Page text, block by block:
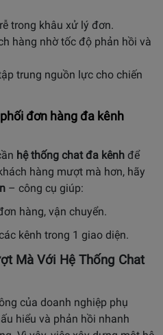
trong khâu xử lý đơn.
hàng nhờ tốc độ phản hồi và
trung nguồn lực cho chiến
đơn hàng đa kênh
hệ thống chat đa kênh để
hàng mượt mà hơn, hãy
– công cụ giúp:
hàng, vận chuyển.
kênh trong 1 giao diện.
Mà Với Hệ Thống Chat
của doanh nghiệp phụ
hiểu và phản hồi nhanh